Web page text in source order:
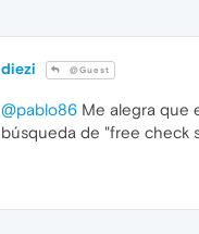
diezi @Guest
@pablo86 Me alegra que
búsqueda de "free check